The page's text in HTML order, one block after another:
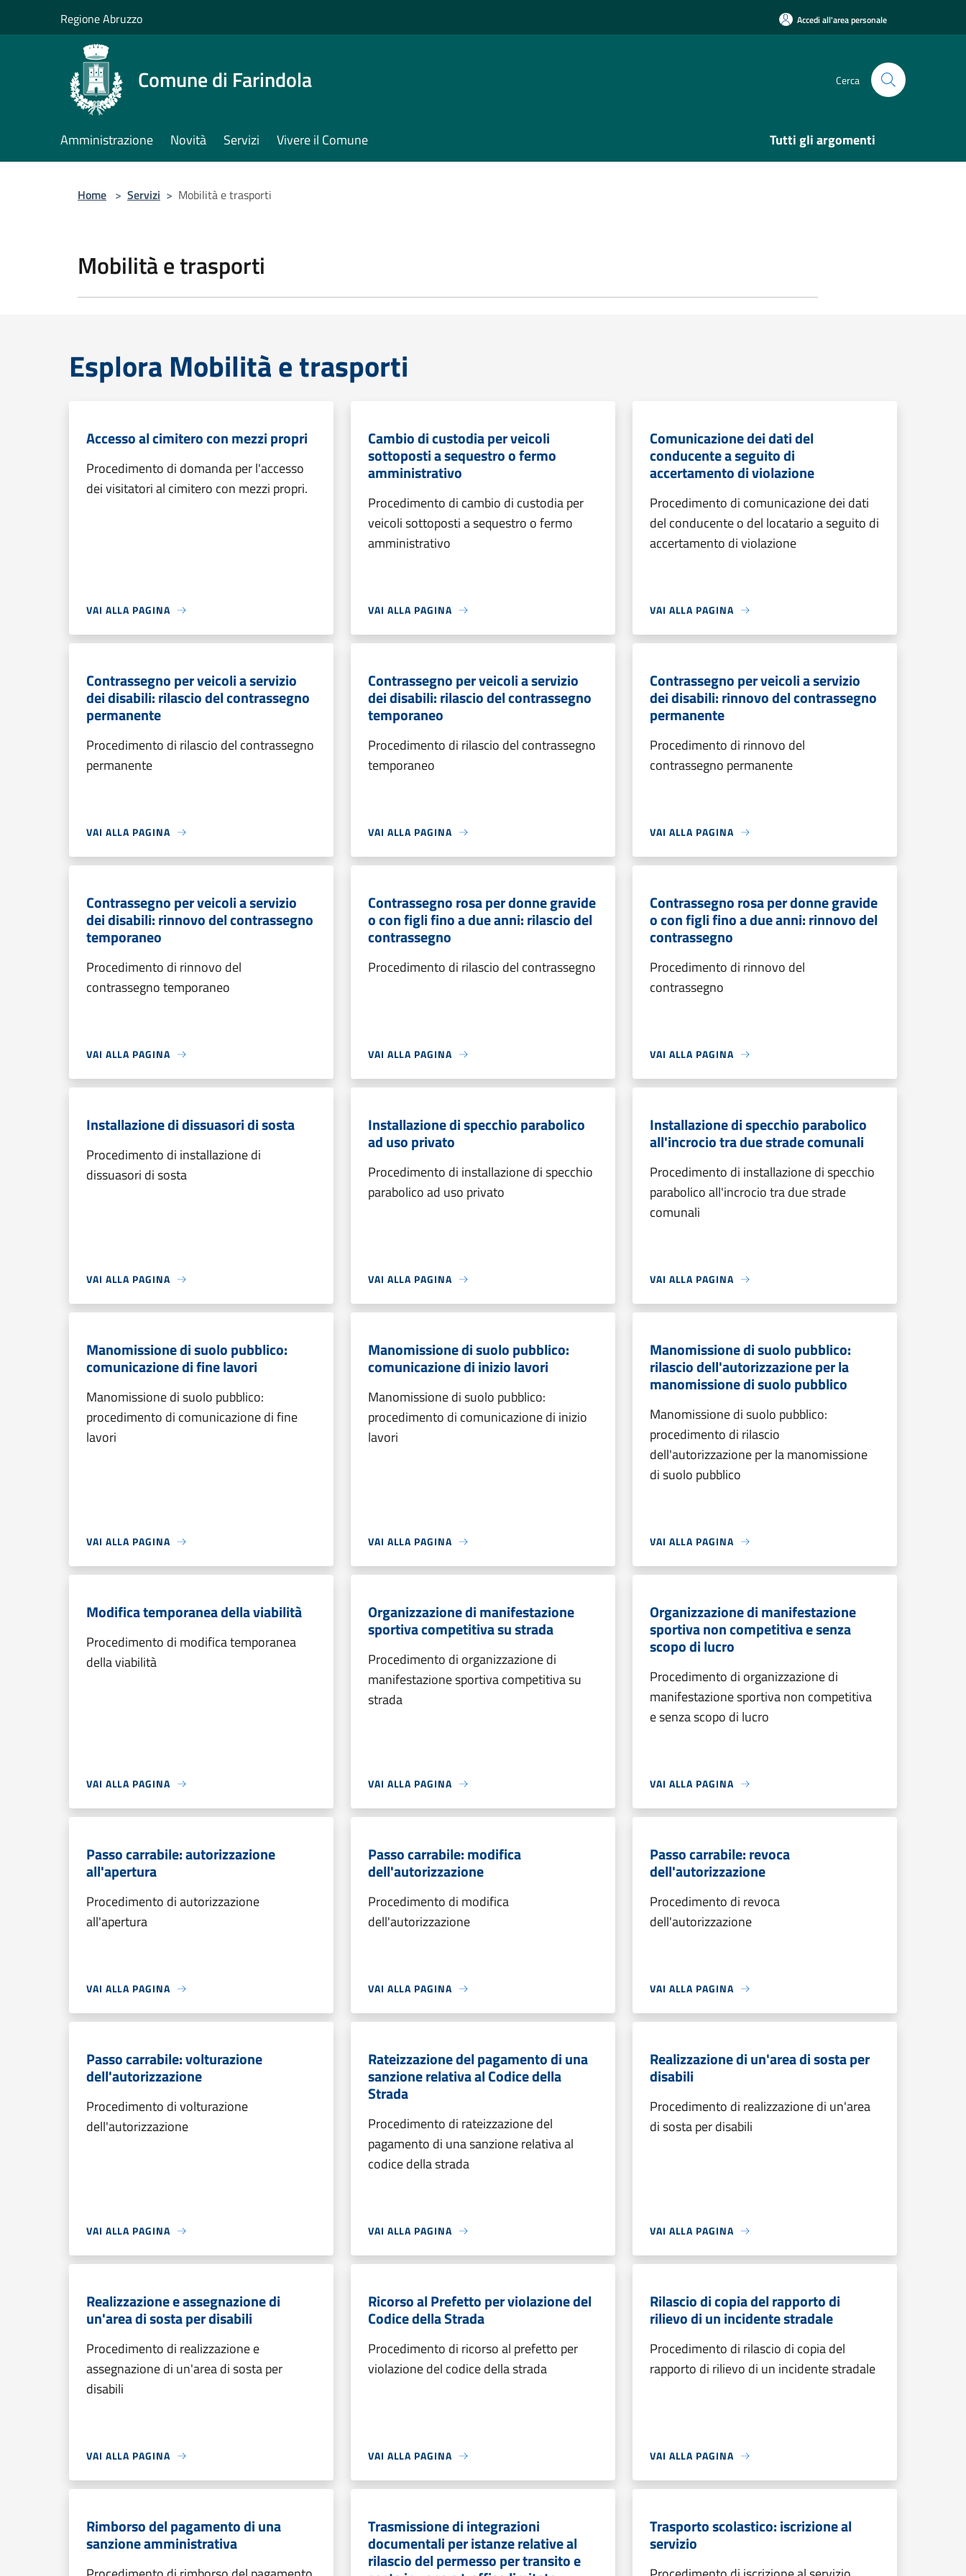
Regione Abruzzo Accedi all'area personale
Comune di Farindola Cerca
Amministrazione Novità Servizi Vivere il Comune Tutti gli argomenti
Home > Servizi > Mobilità e trasporti
Mobilità e trasporti
Esplora Mobilità e trasporti
Accesso al cimitero con mezzi propri
Procedimento di domanda per l'accesso
dei visitatori al cimitero con mezzi propri.
VAI ALLA PAGINA
Cambio di custodia per veicoli
sottoposti a sequestro o fermo
amministrativo
Procedimento di cambio di custodia per
veicoli sottoposti a sequestro o fermo
amministrativo
VAI ALLA PAGINA
Comunicazione dei dati del
conducente a seguito di
accertamento di violazione
Procedimento di comunicazione dei dati
del conducente o del locatario a seguito di
accertamento di violazione
VAI ALLA PAGINA
Contrassegno per veicoli a servizio
dei disabili: rilascio del contrassegno
permanente
Procedimento di rilascio del contrassegno
permanente
VAI ALLA PAGINA
Contrassegno per veicoli a servizio
dei disabili: rilascio del contrassegno
temporaneo
Procedimento di rilascio del contrassegno
temporaneo
VAI ALLA PAGINA
Contrassegno per veicoli a servizio
dei disabili: rinnovo del contrassegno
permanente
Procedimento di rinnovo del
contrassegno permanente
VAI ALLA PAGINA
Contrassegno per veicoli a servizio
dei disabili: rinnovo del contrassegno
temporaneo
Procedimento di rinnovo del
contrassegno temporaneo
VAI ALLA PAGINA
Contrassegno rosa per donne gravide
o con figli fino a due anni: rilascio del
contrassegno
Procedimento di rilascio del contrassegno
VAI ALLA PAGINA
Contrassegno rosa per donne gravide
o con figli fino a due anni: rinnovo del
contrassegno
Procedimento di rinnovo del
contrassegno
VAI ALLA PAGINA
Installazione di dissuasori di sosta
Procedimento di installazione di
dissuasori di sosta
VAI ALLA PAGINA
Installazione di specchio parabolico
ad uso privato
Procedimento di installazione di specchio
parabolico ad uso privato
VAI ALLA PAGINA
Installazione di specchio parabolico
all'incrocio tra due strade comunali
Procedimento di installazione di specchio
parabolico all'incrocio tra due strade
comunali
VAI ALLA PAGINA
Manomissione di suolo pubblico:
comunicazione di fine lavori
Manomissione di suolo pubblico:
procedimento di comunicazione di fine
lavori
VAI ALLA PAGINA
Manomissione di suolo pubblico:
comunicazione di inizio lavori
Manomissione di suolo pubblico:
procedimento di comunicazione di inizio
lavori
VAI ALLA PAGINA
Manomissione di suolo pubblico:
rilascio dell'autorizzazione per la
manomissione di suolo pubblico
Manomissione di suolo pubblico:
procedimento di rilascio
dell'autorizzazione per la manomissione
di suolo pubblico
VAI ALLA PAGINA
Modifica temporanea della viabilità
Procedimento di modifica temporanea
della viabilità
VAI ALLA PAGINA
Organizzazione di manifestazione
sportiva competitiva su strada
Procedimento di organizzazione di
manifestazione sportiva competitiva su
strada
VAI ALLA PAGINA
Organizzazione di manifestazione
sportiva non competitiva e senza
scopo di lucro
Procedimento di organizzazione di
manifestazione sportiva non competitiva
e senza scopo di lucro
VAI ALLA PAGINA
Passo carrabile: autorizzazione
all'apertura
Procedimento di autorizzazione
all'apertura
VAI ALLA PAGINA
Passo carrabile: modifica
dell'autorizzazione
Procedimento di modifica
dell'autorizzazione
VAI ALLA PAGINA
Passo carrabile: revoca
dell'autorizzazione
Procedimento di revoca
dell'autorizzazione
VAI ALLA PAGINA
Passo carrabile: volturazione
dell'autorizzazione
Procedimento di volturazione
dell'autorizzazione
VAI ALLA PAGINA
Rateizzazione del pagamento di una
sanzione relativa al Codice della
Strada
Procedimento di rateizzazione del
pagamento di una sanzione relativa al
codice della strada
VAI ALLA PAGINA
Realizzazione di un'area di sosta per
disabili
Procedimento di realizzazione di un'area
di sosta per disabili
VAI ALLA PAGINA
Realizzazione e assegnazione di
un'area di sosta per disabili
Procedimento di realizzazione e
assegnazione di un'area di sosta per
disabili
VAI ALLA PAGINA
Ricorso al Prefetto per violazione del
Codice della Strada
Procedimento di ricorso al prefetto per
violazione del codice della strada
VAI ALLA PAGINA
Rilascio di copia del rapporto di
rilievo di un incidente stradale
Procedimento di rilascio di copia del
rapporto di rilievo di un incidente stradale
VAI ALLA PAGINA
Rimborso del pagamento di una
sanzione amministrativa
Trasmissione di integrazioni
documentali per istanze relative al
rilascio del permesso per transito e
Trasporto scolastico: iscrizione al
servizio